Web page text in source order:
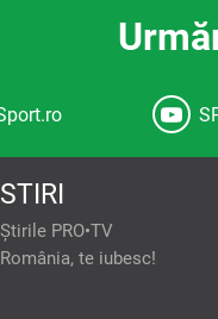
STIRI
Știrile PRO•TV
România, te iubesc!
Atât